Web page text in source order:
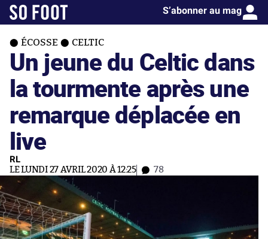
S’abonner au mag
ÉCOSSE CELTIC
Un jeune du Celtic dans
la tourmente après une
remarque déplacée en
live
RL
LE LUNDI 27 AVRIL 2020 À 12:25 78